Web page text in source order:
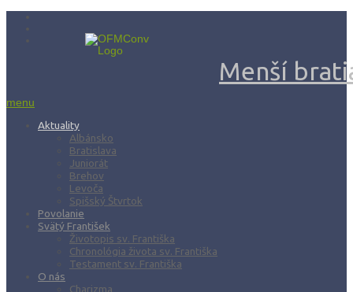
Menší
menu
Aktuality
Albánsko
Bratislava
Juniorát
Brehov
Levoča
Spišský Štvrtok
Povolanie
Svätý František
Životopis sv. Františka
Chronológia života sv. Františka
Testament sv. Františka
O nás
Charizma